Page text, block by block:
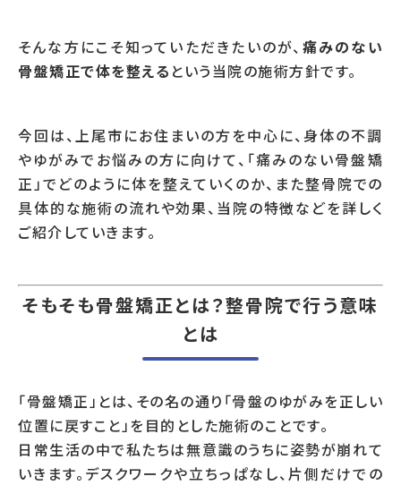
そんな方にこそ知っていただきたいのが、 痛みのない
骨盤矯正で体を整える という当院の施術方針です。
今回は、上尾市にお住まいの方を中心に、身体の不調
やゆがみでお悩みの方に向けて、「痛みのない骨盤矯
正」でどのように体を整えていくのか、また整骨院での
具体的な施術の流れや効果、当院の特徴などを詳しく
ご紹介していきます。
そもそも骨盤矯正とは？整骨院で行う意味
とは
「骨盤矯正」とは、その名の通り「骨盤のゆがみを正しい
位置に戻すこと」を目的とした施術のことです。
日常生活の中で私たちは無意識のうちに姿勢が崩れて
いきます。デスクワークや立ちっぱなし、片側だけでの